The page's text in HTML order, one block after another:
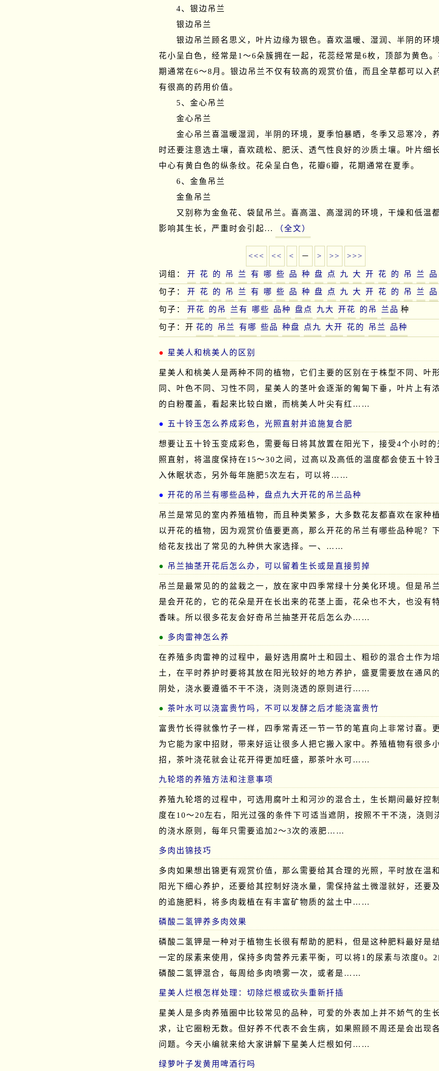
4、银边吊兰
银边吊兰
银边吊兰顾名思义，叶片边缘为银色。喜欢温暖、湿润、半阴的环境
花小呈白色，经常是1～6朵簇拥在一起，花蕊经常是6枚，顶部为黄色。
期通常在6～8月。银边吊兰不仅有较高的观赏价值，而且全草都可以入
有很高的药用价值。
5、金心吊兰
金心吊兰
金心吊兰喜温暖湿润，半阴的环境，夏季怕暴晒，冬季又忌寒冷，
时还要注意选土壤，喜欢疏松、肥沃、透气性良好的沙质土壤。叶片细长
中心有黄白色的纵条纹。花朵呈白色，花瓣6瓣，花期通常在夏季。
6、金鱼吊兰
金鱼吊兰
又别称为金鱼花、袋鼠吊兰。喜高温、高湿润的环境，干燥和低温
影响其生长，严重时会引起...
（全文）
<<< << < － > >> >>>
词组： 开 花 的 吊 兰 有 哪 些 品 种 盘 点 九 大 开 花 的 吊 兰 品
句子： 开 花 的 吊 兰 有 哪 些 品 种 盘 点 九 大 开 花 的 吊 兰 品
句子： 开花 的吊 兰有 哪些 品种 盘点 九大 开花 的吊 兰品 种
句子：开 花的 吊兰 有哪 些品 种盘 点九 大开 花的 吊兰 品种
星美人和桃美人的区别
星美人和桃美人是两种不同的植物，它们主要的区别在于株型不同、叶
同、叶色不同、习性不同，星美人的茎叶会逐渐的匍匐下垂，叶片上有
的白粉覆盖，看起来比较白嫩，而桃美人叶尖有红……
五十铃玉怎么养成彩色，光照直射并追施复合肥
想要让五十铃玉变成彩色，需要每日将其放置在阳光下，接受4个小时的
照直射，将温度保持在15～30之间，过高以及高低的温度都会使五十铃
入休眠状态，另外每年施肥5次左右，可以将……
开花的吊兰有哪些品种，盘点九大开花的吊兰品种
吊兰是常见的室内养殖植物，而且种类繁多，大多数花友都喜欢在家种
以开花的植物，因为观赏价值要更高，那么开花的吊兰有哪些品种呢？
给花友找出了常见的九种供大家选择。一、……
吊兰抽茎开花后怎么办，可以留着生长或是直接剪掉
吊兰是最常见的的盆栽之一，放在家中四季常绿十分美化环境。但是吊
是会开花的，它的花朵是开在长出来的花茎上面，花朵也不大，也没有
香味。所以很多花友会好奇吊兰抽茎开花后怎么办……
多肉雷神怎么养
在养殖多肉雷神的过程中，最好选用腐叶土和园土、粗砂的混合土作为
土，在平时养护时要将其放在阳光较好的地方养护，盛夏需要放在通风
阴处，浇水要遵循不干不浇，浇则浇透的原则进行……
茶叶水可以浇富贵竹吗，不可以发酵之后才能浇富贵竹
富贵竹长得就像竹子一样，四季常青还一节一节的笔直向上非常讨喜。
为它能为家中招财，带来好运让很多人把它搬入家中。养殖植物有很多
招，茶叶浇花就会让花开得更加旺盛，那茶叶水可……
九轮塔的养殖方法和注意事项
养殖九轮塔的过程中，可选用腐叶土和河沙的混合土，生长期间最好控
度在10～20左右，阳光过强的条件下可适当遮阴，按照不干不浇，浇则
的浇水原则，每年只需要追加2～3次的液肥……
多肉出锦技巧
多肉如果想出锦更有观赏价值，那么需要给其合理的光照，平时放在温
阳光下细心养护，还要给其控制好浇水量，需保持盆土微湿就好，还要
的追施肥料，将多肉栽植在有丰富矿物质的盆土中……
磷酸二氢钾养多肉效果
磷酸二氢钾是一种对于植物生长很有帮助的肥料，但是这种肥料最好是
一定的尿素来使用，保持多肉营养元素平衡，可以将1的尿素与浓度0。2
磷酸二氢钾混合，每周给多肉喷雾一次，或者是……
星美人烂根怎样处理：切除烂根或砍头重新扦插
星美人是多肉养殖圈中比较常见的品种，可爱的外表加上并不娇气的生
求，让它圈粉无数。但好养不代表不会生病，如果照顾不周还是会出现
问题。今天小编就来给大家讲解下星美人烂根如何……
绿萝叶子发黄用啤酒行吗